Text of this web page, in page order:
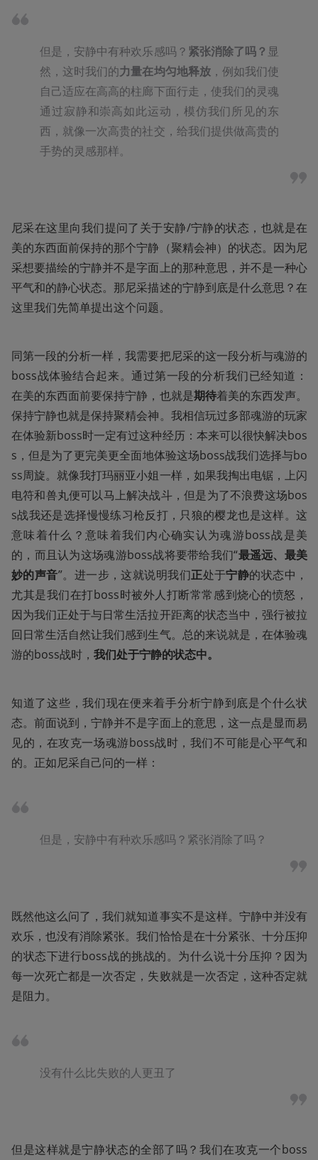
但是，安静中有种欢乐感吗？ 紧张消除了吗？ 显
然，这时我们的力量在均匀地释放，例如我们使
自己适应在高高的柱廊下面行走，使我们的灵魂
通过寂静和崇高如此运动，模仿我们所见的东
西，就像一次高贵的社交，给我们提供做高贵的
手势的灵感那样。
尼采在这里向我们提问了关于安静/宁静的状态，也就是在
美的东西面前保持的那个宁静（聚精会神）的状态。因为尼
采想要描绘的宁静并不是字面上的那种意思，并不是一种心
平气和的静心状态。那尼采描述的宁静到底是什么意思？在
这里我们先简单提出这个问题。
同第一段的分析一样，我需要把尼采的这一段分析与魂游的
boss战体验结合起来。通过第一段的分析我们已经知道：
在美的东西面前要保持宁静，也就是期待着美的东西发声。
保持宁静也就是保持聚精会神。我相信玩过多部魂游的玩家
在体验新boss时一定有过这种经历：本来可以很快解决bos
s，但是为了更完美更全面地体验这场boss战我们选择与bo
ss周旋。就像我打玛丽亚小姐一样，如果我掏出电锯，上闪
电符和兽丸便可以马上解决战斗，但是为了不浪费这场bos
s战我还是选择慢慢练习枪反打，只狼的樱龙也是这样。这
意味着什么？意味着我们内心确实认为魂游boss战是美
的，而且认为这场魂游boss战将要带给我们“最遥远、最美
妙的声音”。进一步，这就说明我们正处于宁静的状态中，
尤其是我们在打boss时被外人打断常常感到烧心的愤怒，
因为我们正处于与日常生活拉开距离的状态当中，强行被拉
回日常生活自然让我们感到生气。总的来说就是，在体验魂
游的boss战时， 我们处于宁静的状态中。
知道了这些，我们现在便来着手分析宁静到底是个什么状
态。前面说到，宁静并不是字面上的意思，这一点是显而易
见的，在攻克一场魂游boss战时，我们不可能是心平气和
的。正如尼采自己问的一样：
但是，安静中有种欢乐感吗？紧张消除了吗？
既然他这么问了，我们就知道事实不是这样。宁静中并没有
欢乐，也没有消除紧张。我们恰恰是在十分紧张、十分压抑
的状态下进行boss战的挑战的。为什么说十分压抑？因为
每一次死亡都是一次否定，失败就是一次否定，这种否定就
是阻力。
没有什么比失败的人更丑了
但是这样就是宁静状态的全部了吗？我们在攻克一个boss